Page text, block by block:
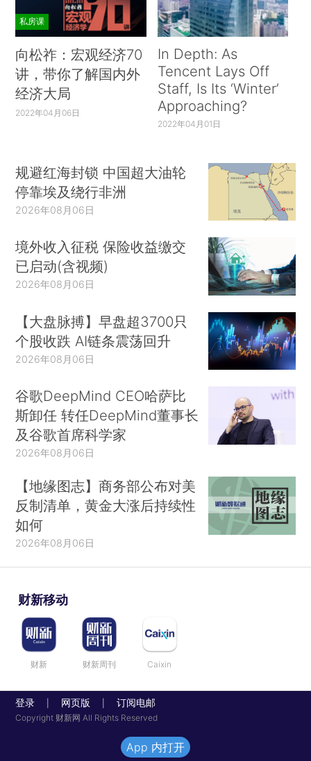
私房课
向松祚：宏观经济70
讲，带你了解国内外
经济大局
2022年04月06日
In Depth: As
Tencent Lays Off
Staff, Is Its ‘Winter’
Approaching?
2022年04月01日
规避红海封锁 中国超大油轮
停靠埃及绕行非洲
2026年08月06日
境外收入征税 保险收益缴交
已启动(含视频)
2026年08月06日
【大盘脉搏】早盘超3700只
个股收跌 AI链条震荡回升
2026年08月06日
谷歌DeepMind CEO哈萨比
斯卸任 转任DeepMind董事长
及谷歌首席科学家
2026年08月06日
【地缘图志】商务部公布对美
反制清单，黄金大涨后持续性
如何
2026年08月06日
财新移动
财新 财新周刊 Caixin
登录 网页版 订阅电邮
Copyright 财新网 All Rights Reserved
App 内打开